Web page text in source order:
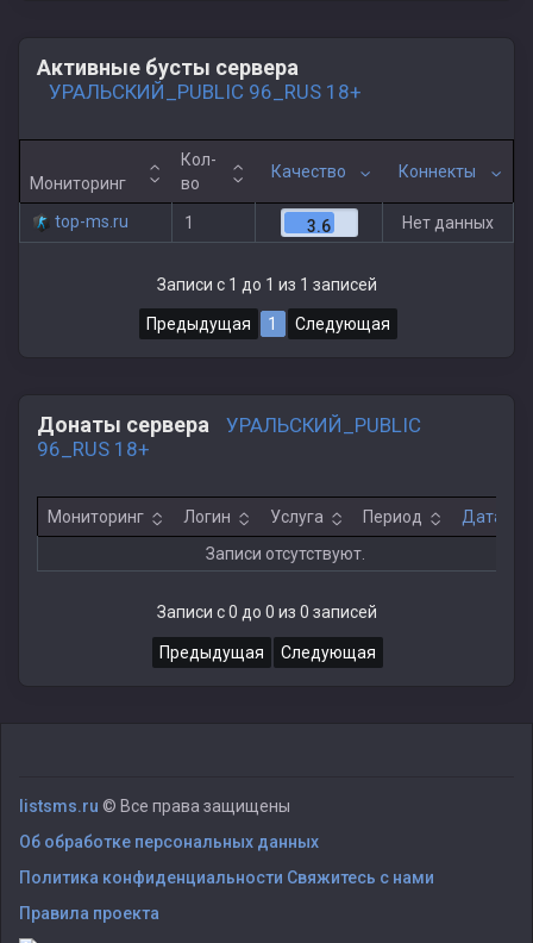
Активные бусты сервера
УРАЛЬСКИЙ_PUBLIC 96_RUS 18+
Мониторинг
Кол-
во
Качество Коннекты
top-ms.ru 1 3.6 Нет данных
Записи с 1 до 1 из 1 записей
Предыдущая 1 Следующая
Донаты сервера
УРАЛЬСКИЙ_PUBLIC
96_RUS 18+
Мониторинг Логин Услуга Период
Дата
Записи отсутствуют.
Записи с 0 до 0 из 0 записей
Предыдущая Следующая
listsms.ru © Все права защищены
Об обработке персональных данных
Политика конфиденциальности Свяжитесь с нами
Правила проекта